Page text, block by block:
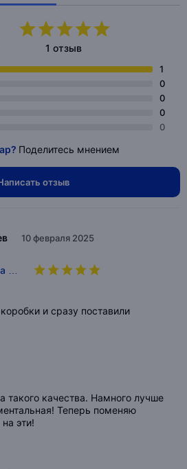
1 отзыв
1
0
0
0
0
Поделитесь мнением
отзыв
10 февраля 2025
…
и сразу поставили
такого качества. Намного лучше
Теперь поменяю
эти!